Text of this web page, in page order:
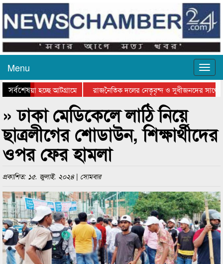
Menu
সর্বশেষ
যাওয়া হচ্ছে আটগ্রামে
রাজনৈতিক দলের নেতৃবৃন্দ ও সুধীজনদের সাথে
পুরস্কার বিতরণ সম্পন্ন
সিলেটে বাংলাদেশ গ্রুপ থিয়েটার
» ঢাকা মেডিকেলে লাঠি নিয়ে
ছাত্রলীগের শোডাউন, শিক্ষার্থীদের
ওপর ফের হামলা
প্রকাশিত: ১৫. জুলাই. ২০২৪ | সোমবার